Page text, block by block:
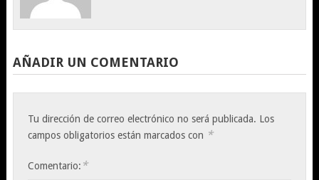
AÑADIR UN COMENTARIO
Tu dirección de correo electrónico no será publicada. Los
campos obligatorios están marcados con *
Comentario: *